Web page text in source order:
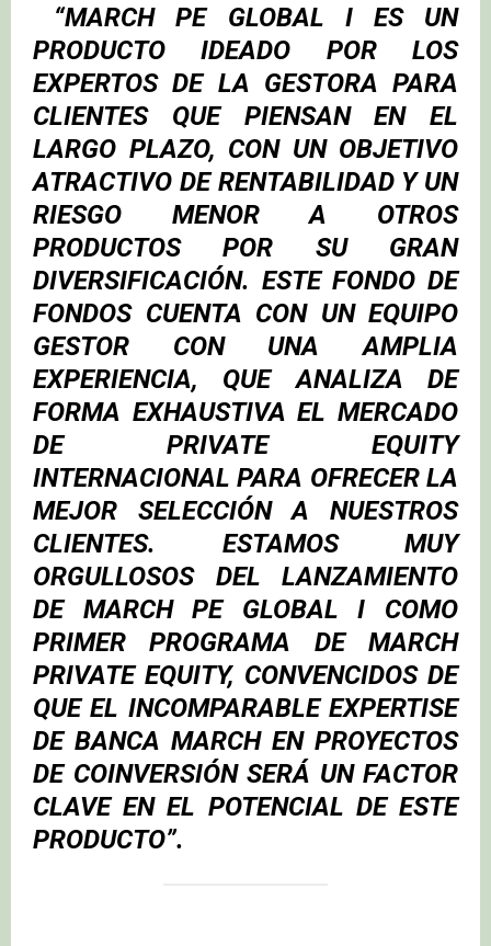
“MARCH PE GLOBAL I ES UN
PRODUCTO IDEADO POR LOS
EXPERTOS DE LA GESTORA PARA
CLIENTES QUE PIENSAN EN EL
LARGO PLAZO, CON UN OBJETIVO
ATRACTIVO DE RENTABILIDAD Y UN
RIESGO MENOR A OTROS
PRODUCTOS POR SU GRAN
DIVERSIFICACIÓN. ESTE FONDO DE
FONDOS CUENTA CON UN EQUIPO
GESTOR CON UNA AMPLIA
EXPERIENCIA, QUE ANALIZA DE
FORMA EXHAUSTIVA EL MERCADO
DE PRIVATE EQUITY
INTERNACIONAL PARA OFRECER LA
MEJOR SELECCIÓN A NUESTROS
CLIENTES. ESTAMOS MUY
ORGULLOSOS DEL LANZAMIENTO
DE MARCH PE GLOBAL I COMO
PRIMER PROGRAMA DE MARCH
PRIVATE EQUITY, CONVENCIDOS DE
QUE EL INCOMPARABLE EXPERTISE
DE BANCA MARCH EN PROYECTOS
DE COINVERSIÓN SERÁ UN FACTOR
CLAVE EN EL POTENCIAL DE ESTE
PRODUCTO”.